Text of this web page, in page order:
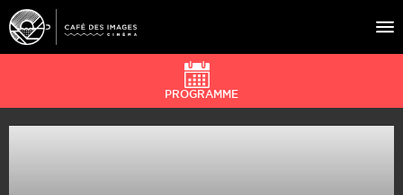
À L’AFFICHE
PROGRAMME